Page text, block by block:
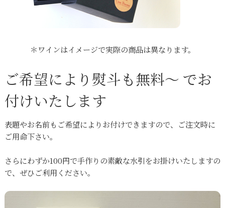
＊ワインはイメージで実際の商品は異なります。
ご希望により熨斗も無料～ でお
付けいたします
表題やお名前もご希望によりお付けできますので、ご注文時に
ご用命下さい。
さらにわずか100円で手作りの素敵な水引をお掛けいたしますの
で、ぜひご利用ください。